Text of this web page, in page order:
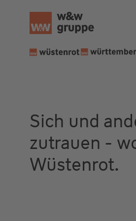
Sich und
zutrauen -
Wüstenrot.